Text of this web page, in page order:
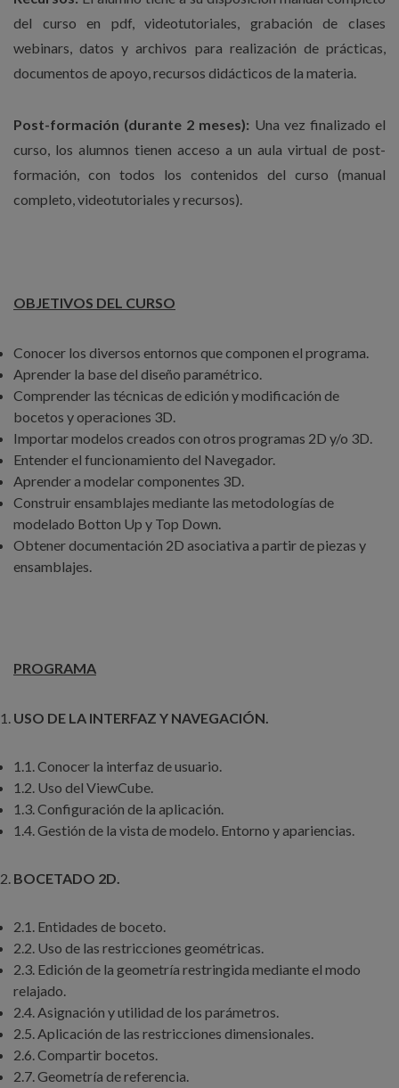
del curso en pdf, videotutoriales, grabación de clases
webinars, datos y archivos para realización de prácticas,
documentos de apoyo, recursos didácticos de la materia.
Post-formación (durante 2 meses): Una vez finalizado el
curso, los alumnos tienen acceso a un aula virtual de post-
formación, con todos los contenidos del curso (manual
completo, videotutoriales y recursos).
OBJETIVOS DEL CURSO
Conocer los diversos entornos que componen el programa.
Aprender la base del diseño paramétrico.
Comprender las técnicas de edición y modificación de
bocetos y operaciones 3D.
Importar modelos creados con otros programas 2D y/o 3D.
Entender el funcionamiento del Navegador.
Aprender a modelar componentes 3D.
Construir ensamblajes mediante las metodologías de
modelado Botton Up y Top Down.
Obtener documentación 2D asociativa a partir de piezas y
ensamblajes.
PROGRAMA
USO DE LA INTERFAZ Y NAVEGACIÓN.
1.1. Conocer la interfaz de usuario.
1.2. Uso del ViewCube.
1.3. Configuración de la aplicación.
1.4. Gestión de la vista de modelo. Entorno y apariencias.
BOCETADO 2D.
2.1. Entidades de boceto.
2.2. Uso de las restricciones geométricas.
2.3. Edición de la geometría restringida mediante el modo
relajado.
2.4. Asignación y utilidad de los parámetros.
2.5. Aplicación de las restricciones dimensionales.
2.6. Compartir bocetos.
2.7. Geometría de referencia.